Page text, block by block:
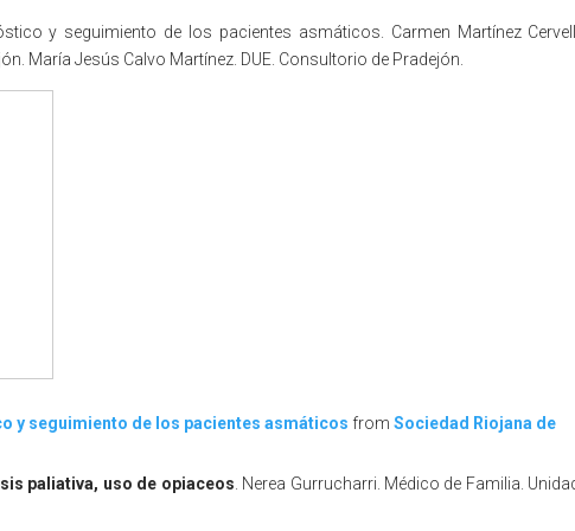
y seguimiento de los pacientes asmáticos. Carmen Martínez
María Jesús Calvo Martínez. DUE. Consultorio de Pradejón.
y seguimiento de los pacientes asmáticos fromSociedad Riojana de
paliativa, uso de opiaceos . Nerea Gurrucharri. Médico de Familia.